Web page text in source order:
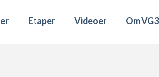
Etaper Videoer Om VG3